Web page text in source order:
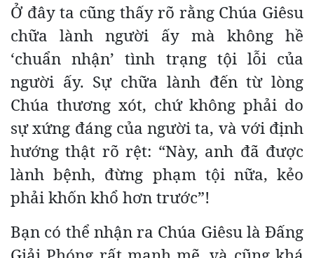
Ở đây ta cũng thấy rõ rằng Chúa Giêsu
chữa lành người ấy mà không hề
‘chuẩn nhận’ tình trạng tội lỗi của
người ấy. Sự chữa lành đến từ lòng
Chúa thương xót, chứ không phải do
sự xứng đáng của người ta, và với định
hướng thật rõ rệt: “Này, anh đã được
lành bệnh, đừng phạm tội nữa, kẻo
phải khốn khổ hơn trước”!
Bạn có thể nhận ra Chúa Giêsu là Đấng